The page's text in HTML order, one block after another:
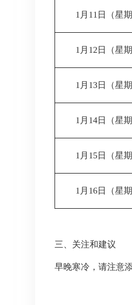
1月11日（星期
1月12日（星期
1月13日（星期
1月14日（星期
1月15日（星期
1月16日（星期
三、关注和建议
早晚寒冷，请注意